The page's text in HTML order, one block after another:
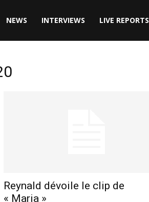
NEWS INTERVIEWS LIVE REPORTS
Reynald dévoile le clip de
« Maria »